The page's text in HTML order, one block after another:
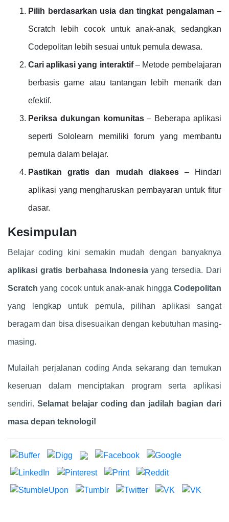
Pilih berdasarkan usia dan tingkat pengalaman –
Scratch lebih cocok untuk anak-anak, sedangkan
Codepolitan lebih sesuai untuk pemula dewasa.
Cari aplikasi yang interaktif– Metode pembelajaran
berbasis game atau tantangan lebih menarik dan
efektif.
Periksa dukungan komunitas– Beberapa aplikasi
seperti Sololearn memiliki forum yang membantu
pemula dalam belajar.
Pastikan gratis dan mudah diakses– Hindari
aplikasi yang mengharuskan pembayaran untuk fitur
dasar.
Kesimpulan
Belajar coding kini semakin mudah dengan banyaknya
aplikasi gratis berbahasa Indonesiayang tersedia. Dari
Scratch yang cocok untuk anak-anak hingga Codepolitan
yang lengkap untuk pemula, pilihan aplikasi sangat
beragam dan bisa disesuaikan dengan kebutuhan masing-
masing.
Mulailah perjalanan coding Anda sekarang dan temukan
keseruan dalam menciptakan program serta aplikasi
sendiri. Selamat belajar coding dan jadilah bagian dari
masa depan teknologi!